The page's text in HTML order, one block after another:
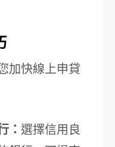
加快線上申貸
： 選擇信用良